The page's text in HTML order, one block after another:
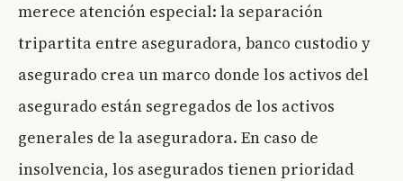
merece atención especial: la separación
tripartita entre aseguradora, banco custodio y
asegurado crea un marco donde los activos del
asegurado están segregados de los activos
generales de la aseguradora. En caso de
insolvencia, los asegurados tienen prioridad